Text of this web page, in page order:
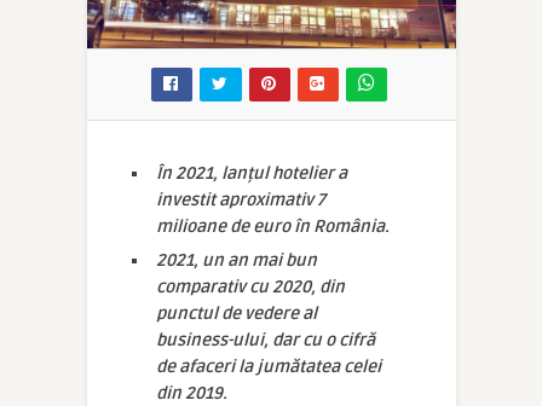
În 2021, lanțul hotelier a
investit aproximativ 7
milioane de euro în România.
2021, un an mai bun
comparativ cu 2020, din
punctul de vedere al
business-ului, dar cu o cifră
de afaceri la jumătatea celei
din 2019.